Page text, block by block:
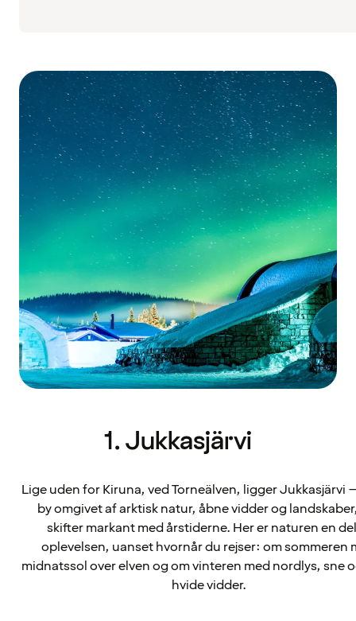
1. Jukkasjärvi
Lige uden for Kiruna, ved Torneälven, ligger Jukkasjärvi
by omgivet af arktisk natur, åbne vidder og
skifter markant med årstiderne. Her er naturen en
oplevelsen, uanset hvornår du rejser: om sommeren
midnatssol over elven og om vinteren med nordlys, sne
hvide vidder.